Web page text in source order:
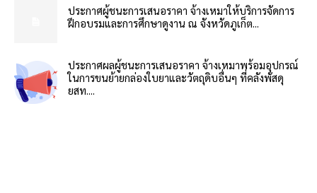
ประกาศผู้ชนะการเสนอราคา จ้างเหมาให้บริการจัดการ
ฝึกอบรมและการศึกษาดูงาน ณ จังหวัดภูเก็ต...
ประกาศผลผู้ชนะการเสนอราคา จ้างเหมาพร้อมอุปกรณ์
ในการขนย้ายกล่องใบยาและวัตถุดิบอื่นๆ ที่คลังพัสดุ
ยสท....